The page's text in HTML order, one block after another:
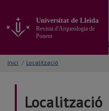
contingut
principal
la
pàgina
Universitat de Lleida
Revista d'Arqueologia de
Ponent
Inici / Localització
Localització